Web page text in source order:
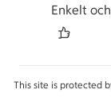
Enkelt
This site is protected